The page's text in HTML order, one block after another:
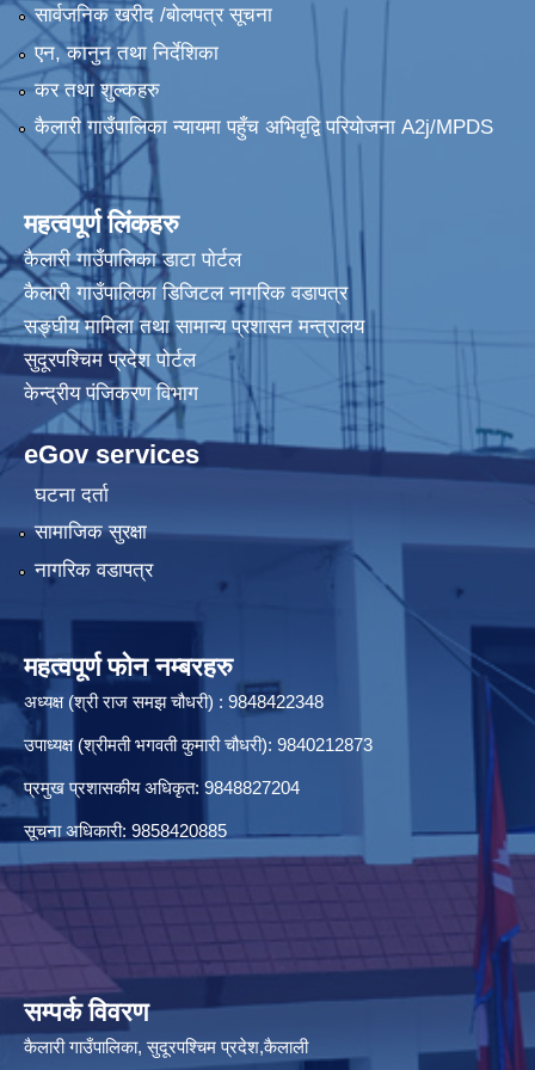
सार्वजनिक खरीद /बोलपत्र सूचना
एन, कानुन तथा निर्देशिका
कर तथा शुल्कहरु
कैलारी गाउँपालिका न्यायमा पहुँच अभिवृद्वि परियोजना A2j/MPDS
महत्वपूर्ण लिंकहरु
कैलारी गाउँपालिका डाटा पाेर्टल
कैलारी गाउँपालिका डिजिटल नागरिक वडापत्र
सङ्घीय मामिला तथा सामान्य प्रशासन मन्त्रालय
सुदूरपश्चिम प्रदेश पोर्टल
केन्द्रीय प‌ंजिकरण विभाग
eGov services
घटना दर्ता
सामाजिक सुरक्षा
नागरिक वडापत्र
महत्वपूर्ण फोन नम्बरहरु
अध्यक्ष (श्री राज समझ चौधरी) : 9848422348
उपाध्यक्ष (श्रीमती भगवती कुमारी चौधरी): 9840212873
प्रमुख प्रशासकीय अधिकृत: 9848827204
सूचना अधिकारी: 9858420885
सम्पर्क विवरण
कैलारी गाउँपालिका, सुदूरपश्चिम प्रदेश,कैलाली